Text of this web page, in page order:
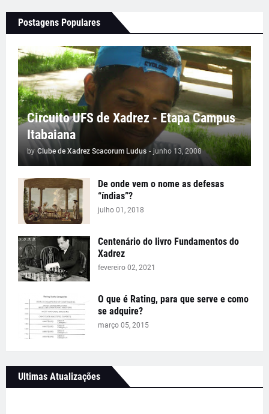
Postagens Populares
Circuito UFS de Xadrez - Etapa Campus
Itabaiana
by Clube de Xadrez Scacorum Ludus - junho 13, 2008
De onde vem o nome as defesas
“índias”?
julho 01, 2018
Centenário do livro Fundamentos do
Xadrez
fevereiro 02, 2021
O que é Rating, para que serve e como
se adquire?
março 05, 2015
Ultimas Atualizações